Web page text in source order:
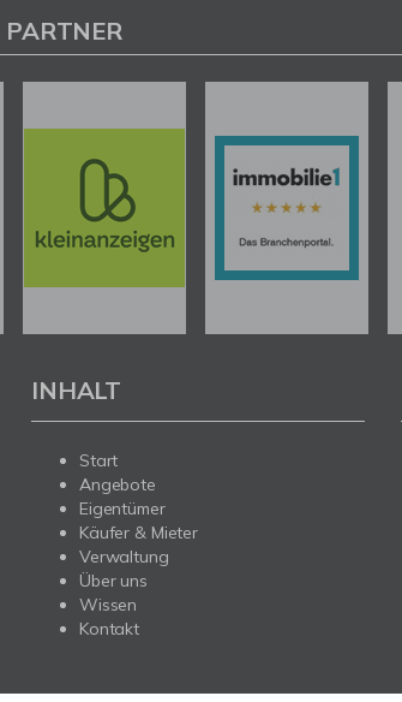
PARTNER
INHALT
Start
Angebote
Eigentümer
Käufer & Mieter
Verwaltung
Über uns
Wissen
Kontakt